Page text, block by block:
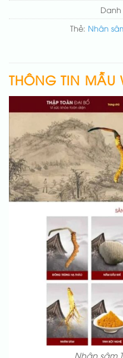
Thẻ: Nhân
THÔNG TIN MẪU
Nhân sâm